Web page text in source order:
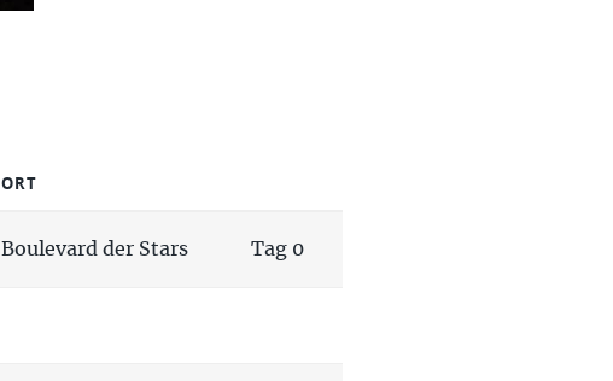
ORT
Boulevard der Stars Tag 0